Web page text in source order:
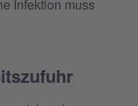
Infektion muss